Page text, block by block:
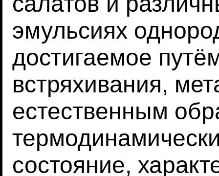
эмульсиях
достигаемое
встряхивания,
естественным
состояние,